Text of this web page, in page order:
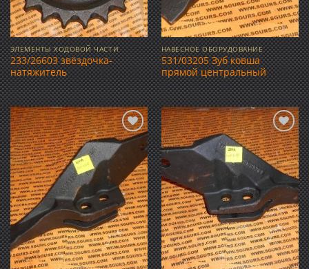
ЭЛЕМЕНТЫ ХОДОВОЙ ЧАСТИ
233/26603 звёздочка-
натяжитель
НАВЕСНОЕ ОБОРУДОВАНИЕ
531/03205 Зуб ковша
прямой центральный
Добавить
в список
желаний
Добавить
в список
желаний